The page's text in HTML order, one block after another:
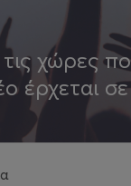
χώρες
έρχεται